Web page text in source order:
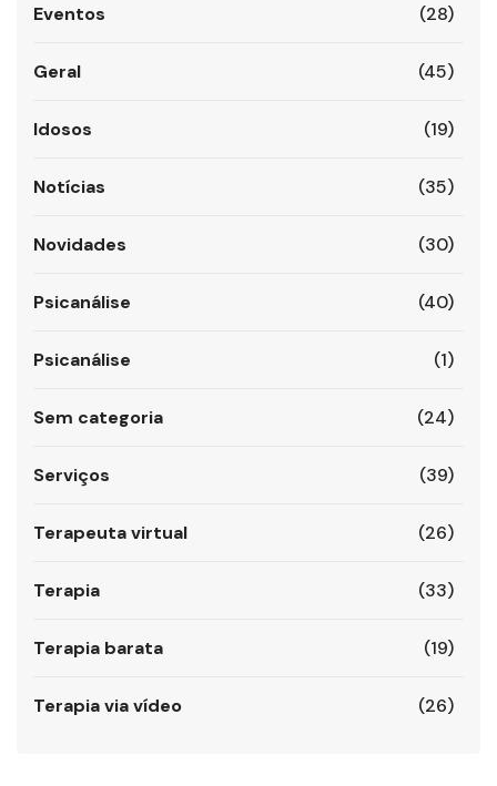
Eventos (28)
Geral (45)
Idosos (19)
Notícias (35)
Novidades (30)
Psicanálise (40)
Psicanálise (1)
Sem categoria (24)
Serviços (39)
Terapeuta virtual (26)
Terapia (33)
Terapia barata (19)
Terapia via vídeo (26)